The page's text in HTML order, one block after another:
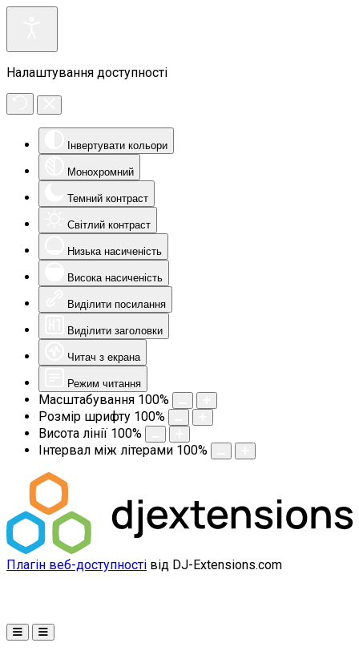
Налаштування доступності
Інвертувати кольори
Монохромний
Темний контраст
Світлий контраст
Низька насиченість
Висока насиченість
Виділити посилання
Виділити заголовки
Читач з екрана
Режим читання
Масштабування 100%
Розмір шрифту 100%
Висота лінії 100%
Інтервал між літерами 100%
Плагін веб-доступності від DJ-Extensions.com